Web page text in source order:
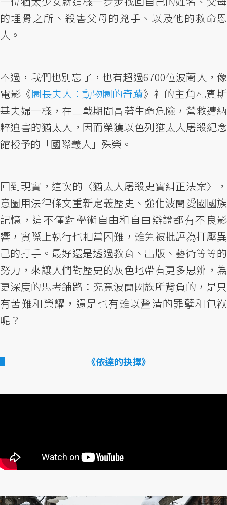
的埋骨之所、殺害父母的兇手、以及他的救命恩
人。
不過，我們也別忘了，也有超過6700位波蘭人，像
電影《園長夫人：動物園的奇蹟》裡的主角札賓斯
基夫婦一樣，在二戰期間冒著生命危險，營救遭納
粹迫害的猶太人，因而榮獲以色列猶太大屠殺紀念
館授予的「國際義人」殊榮。
回到現實，這次的〈猶太大屠殺史實糾正法案〉，
意圖用法律條文重新定義歷史、強化波蘭愛國國族
記憶，這不僅對學術自由和自由辯證都有不良影
響，實際上執行也相當困難，難免被批評為打壓異
己的打手。最好還是透過教育、出版、藝術等等的
努力，來讓人們對歷史的灰色地帶有更多思辨，為
更深度的思考鋪路：究竟波蘭國族所背負的，是只
有苦難和榮耀，還是也有難以釐清的罪孽和包袱
呢？
《依達的抉擇》